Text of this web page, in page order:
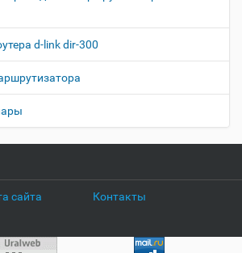
d-link dir-300
сайта Контакты